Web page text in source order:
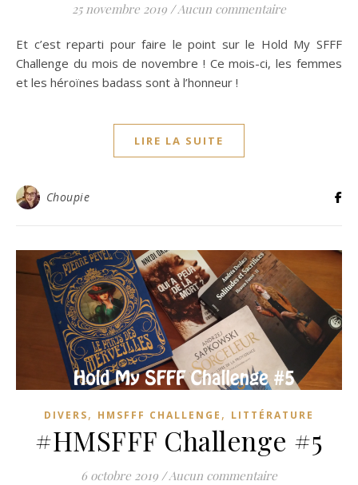
25 novembre 2019 /Aucun commentaire
Et c’est reparti pour faire le point sur le Hold My SFFF
Challenge du mois de novembre ! Ce mois-ci, les femmes
et les héroïnes badass sont à l’honneur !
LIRE LA SUITE
Choupie
DIVERS, HMSFFF CHALLENGE , LITTÉRATURE
#HMSFFF Challenge #5
6 octobre 2019 /Aucun commentaire